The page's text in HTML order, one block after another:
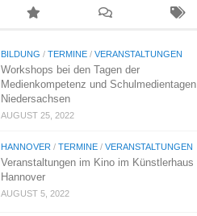
BILDUNG /TERMINE /VERANSTALTUNGEN
Workshops bei den Tagen der
Medienkompetenz und Schulmedientagen
Niedersachsen
AUGUST 25, 2022
HANNOVER /TERMINE /VERANSTALTUNGEN
Veranstaltungen im Kino im Künstlerhaus
Hannover
AUGUST 5, 2022